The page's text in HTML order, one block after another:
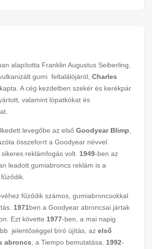
alapította Franklin Augustus Seiberling,
gumi feltalálójáról, Charles
A cég kezdetben szekér és kerékpár
valamint lópatkókat és
levegőbe az első Goodyear Blimp
összeforrt a Goodyear névvel.
reklámfogás volt. 1949-ben az
leadott gumiabroncs reklám is a
fűződik számos, gumiabroncsokkal
1971ben a Goodyear abroncsai jártak
Ezt követte 1977-ben, a mai napig
jelentőséggel bíró újítás, az első
abroncs , a Tiempo bemutatása. 1992-